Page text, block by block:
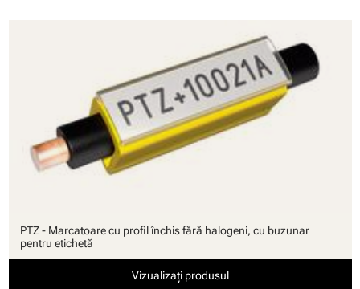
PTZ - Marcatoare cu profil închis fără halogeni, cu buzunar
pentru etichetă
Vizualizați produsul